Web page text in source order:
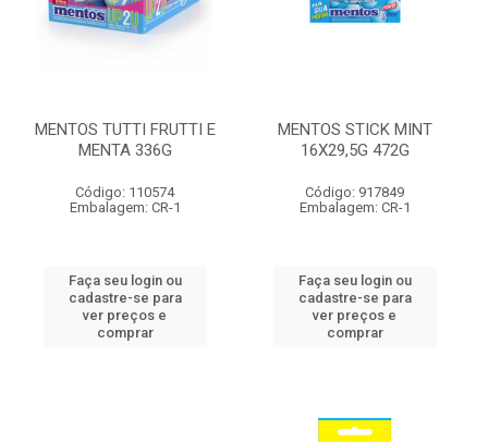
MENTOS TUTTI FRUTTI E
MENTA 336G
Código: 110574
Embalagem: CR-1
Faça seu login ou
cadastre-se para
ver preços e
comprar
MENTOS STICK MINT
16X29,5G 472G
Código: 917849
Embalagem: CR-1
Faça seu login ou
cadastre-se para
ver preços e
comprar